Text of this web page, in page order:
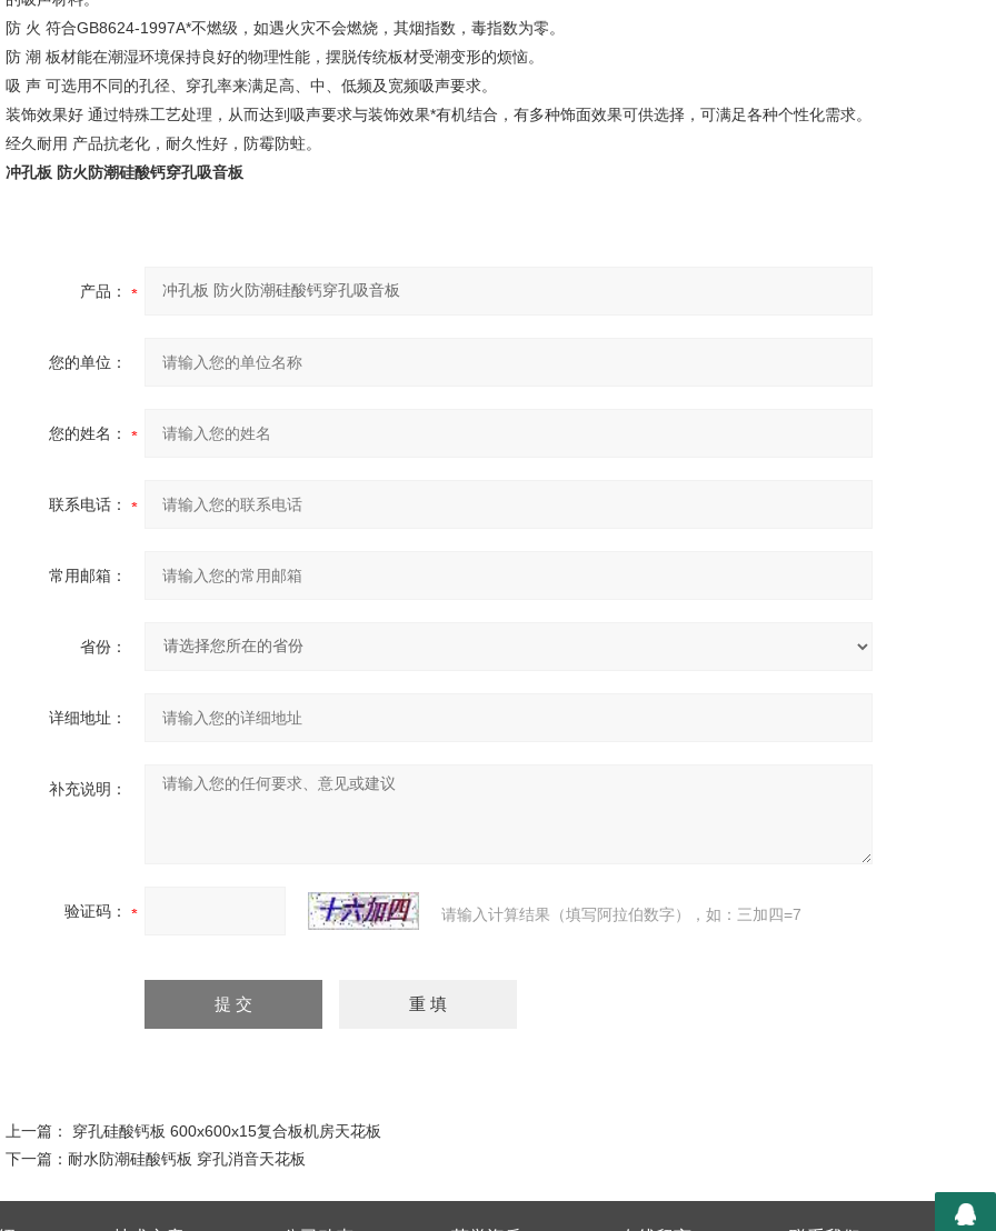
防 火 符合GB8624-1997A*不燃级，如遇火灾不会燃烧，其烟指数，毒指数为零。
防 潮 板材能在潮湿环境保持良好的物理性能，摆脱传统板材受潮变形的烦恼。
吸 声 可选用不同的孔径、穿孔率来满足高、中、低频及宽频吸声要求。
装饰效果好 通过特殊工艺处理，从而达到吸声要求与装饰效果*有机结合，有多种饰面效果可供选择，可满足各种个性化需求。
经久耐用 产品抗老化，耐久性好，防霉防蛀。
冲孔板 防火防潮硅酸钙穿孔吸音板
产品：
您的单位：
您的姓名：
联系电话：
常用邮箱：
省份：
详细地址：
补充说明：
验证码： 请输入计算结果（填写阿拉伯数字），如：三加四=7
上一篇： 穿孔硅酸钙板 600x600x15复合板机房天花板
下一篇： 耐水防潮硅酸钙板 穿孔消音天花板